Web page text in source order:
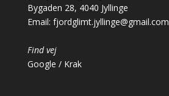
Bygaden 28, 4040 Jyllinge
Email: fjordglimt.jyllinge@gmail.com
Find vej
Google / Krak